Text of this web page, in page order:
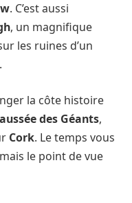
. C’est aussi
, un magnifique
les ruines d’un
la côte histoire
des Géants,
Cork. Le temps vous
le point de vue